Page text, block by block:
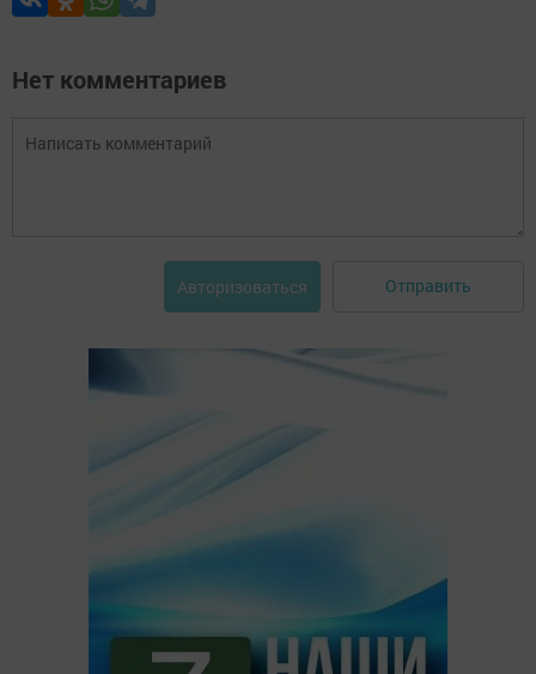
Нет комментариев
Авторизоваться Отправить